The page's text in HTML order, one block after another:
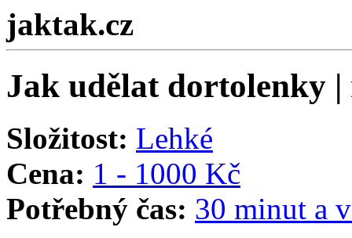
jaktak.cz
Jak udělat dortolenky
Složitost: Lehké
Cena: 1 - 1000 Kč
Potřebný čas: 30 minut a